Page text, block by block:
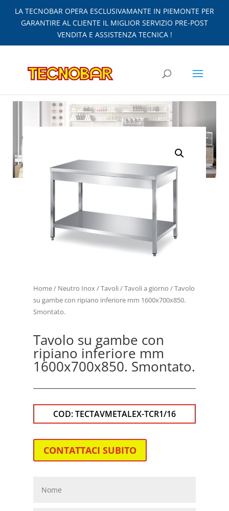
LA TECNOBAR OPERA ESCLUSIVAMANTE IN PIEMONTE PER
GARANTIRE AL CLIENTE IL MIGLIOR SERVIZIO PRE-POST
VENDITA E ASSISTENZA TECNICA !
Home/ Neutro Inox/Tavoli/Tavoli a giorno / Tavolo
su gambe con ripiano inferiore mm 1600x700x850.
Smontato.
Tavolo su gambe con
ripiano inferiore mm
1600x700x850. Smontato.
COD:TECTAVMETALEX-TCR1/16
CONTATTACI SUBITO